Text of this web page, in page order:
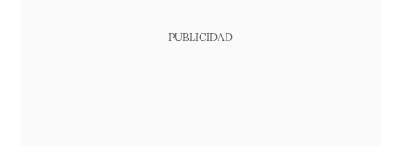
PUBLICIDAD